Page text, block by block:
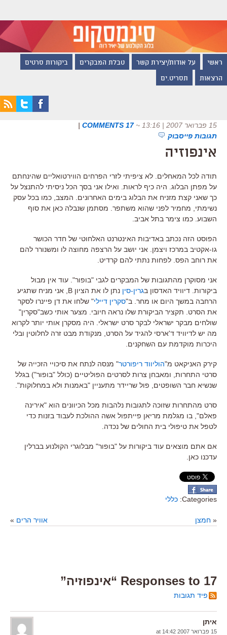
ראשי על אודות/יצירת קשר טבלת המבקרים ביקורות סרטים
הרצאות תסריט.ים
15 פברואר 2007 | 13:16 ~
17 COMMENTS
|
תגובות פייסבוק
אינפוזיה
תודה לכל המאחלים. לא ציפיתי לזרי הפרחים הווירטואליים שהינחתם
על מפתן הבלוג. היה כיף לראות. ואילו אני בסך הכל ניסיתי להתנצל על
כך שאני קצת מזניח את הבלוג בימים האחרונים. המצב, כמו בכל עסק
נשימתי, מחמיר לפני שהוא משתפר. מסתמן שנבלה כאן את סוף
השבוע. כמו צימר בתל אביב.
הפוסט הזה נכתב באדיבות האינטרנט האלחוטי של חדר הכושר
גו-אקטיב במרכז ויצמן. אני יושב על הרצפה מחוצה לו ומשנורר להם
את רוחב הפס. לפחות נתתי להם קרדיט.
אני מסוקרן מהתגובות של המבקרים לגבי "בופור". עוד אין מבול
ביקורות. דיוויד האדסון בגרין-סין
נתן לו את הציון B, אני מניח שתגיע
הרחבה במשך היום או מחר. ב"סקרין דיילי" שלחו את דן פיינרו לסקר
את הסרט. תקציר הביקורת שלו נראה חיובי. מצער אותי כשב"סקרין"
שולחים מבקר ישראלי לבקר סרט ישראלי. היה מסקרן אותי יותר לקרוא
מה יש לדיוויד ד'ארסי להגיד על הסרט, מנקודת מבט זרה לחלוטין ובלי
היכרות מוקדמת עם השחקנים.
קירק האניקאט מ"הוליווד ריפורטר" מנסה לנתח את סיכויי הזכייה של
סרטי התחרות, ומאבחן צרות לסרטים הפוליטיים (כולל "בופור") בגלל
שנשיא חבר השופטים, פול שריידר מתעניין "באמנות ולא במחלוקות".
סרט מהתחרות שזוכה לתגובות נלהבות מכל הכיוונים הוא "אירינה
פאלם", בו מגלמת מריאן פייתפול אשה ההולכת לעבוד בזנות כדי
לטפל את טיפולי בית החולים של נכדה.
אם אתם מוצאים עוד ביקורות על "בופור" מבלוגרי הקולנוע בברלין
עדכנו כאן.
Categories: כללי
« חמצן אוויר הרים »
17 Responses to “אינפוזיה”
פיד תגובות
איתן
15 פברואר 2007 at 14:42